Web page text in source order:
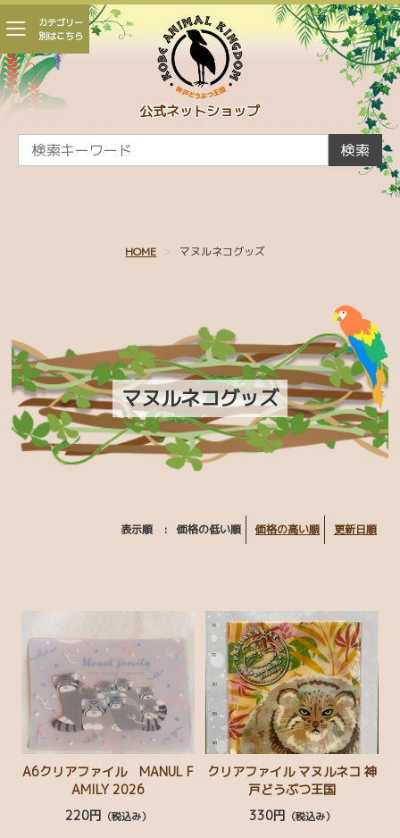
カテゴリー
別はこちら
公式ネットショップ
検索
会員登録 マイページ
CAMPAIGN
親子 ～王国生まれの赤ちゃんたち～
ひとふでがき作家 minaco sakamoto コラボ
シャムドクチュール
マヌルベビー MANUL BABY
カラフルチェックアニマルズ
MAJIOKO | smells like popcorn
お買い得コーナー
CATEGORY
生物多様性保全
ボルネオ保全プロジェクト
まもろうPROJECT ユキヒョウ
チャリティーコーナー
HOME マヌルネコグッズ
マヌルネコグッズ
表示順 : 価格の低い順 価格の高い順 更新日順
A6クリアファイル MANUL F
AMILY 2026
220円 （税込み）
クリアファイル マヌルネコ 神
戸どうぶつ王国
330円 （税込み）